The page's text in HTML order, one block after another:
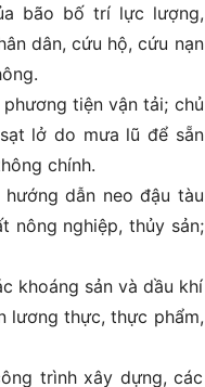
bão bố trí lực lượng,
dân, cứu hộ, cứu nạn
tiện vận tải; chủ
lở do mưa lũ để sẵn
chính.
dẫn neo đậu tàu
nông nghiệp, thủy sản;
khoáng sản và dầu khí
lương thực, thực phẩm,
trình xây dựng, các